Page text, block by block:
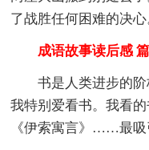
了战胜任何困难的决心
成语故事读后感
书是人类进步的
我特别爱看书。我看
《伊索寓言》……最吸